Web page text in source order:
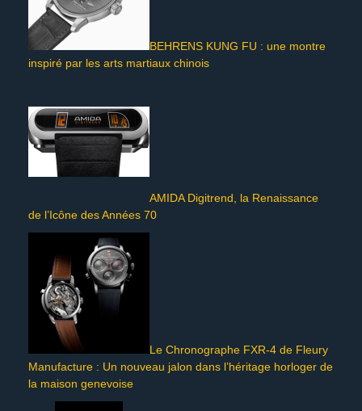
BEHRENS KUNG FU : une montre
inspiré par les arts martiaux chinois
AMIDA Digitrend, la Renaissance
de l’Icône des Années 70
Le Chronographe FXR-4 de Fleury
Manufacture : Un nouveau jalon dans l’héritage horloger de
la maison genevoise